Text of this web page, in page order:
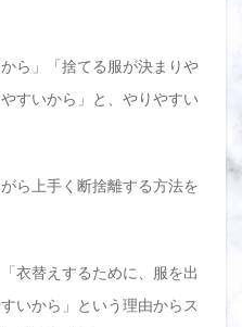
ら」「捨てる服が決まりや
すいから」と、やりやすい
ら上手く断捨離する方法を
衣替えするために、服を出
いから」という理由からス